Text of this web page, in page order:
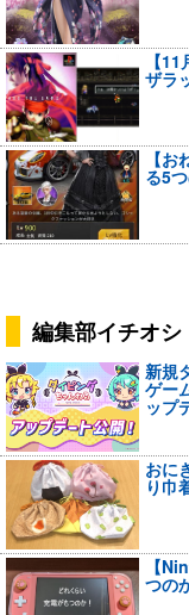
【
ザラ
【
る5
編集部イチオシ
新規
ゲー
ップ
おに
り巾
【
つの